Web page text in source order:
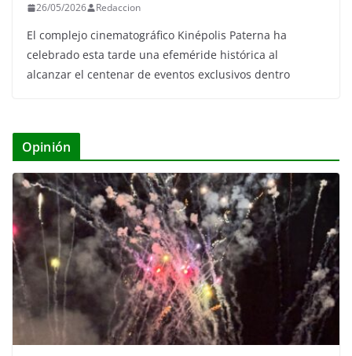
26/05/2026 Redaccion
El complejo cinematográfico Kinépolis Paterna ha
celebrado esta tarde una efeméride histórica al
alcanzar el centenar de eventos exclusivos dentro
Opinión